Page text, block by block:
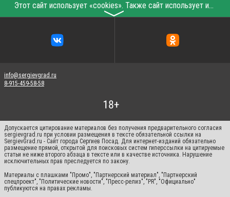
Этот сайт использует «cookies». Также сайт использует интернет-сервис для сбора технических данных касательно посетителей с целью получения маркетинговой и статистической информации. Условия обработки данных посетителей сайта см.
〉
info@sergievgrad.ru
8-915-459-58-58
Допускается цитирование материалов без получения предварительного согласия
sergievgrad.ru при условии размещения в тексте обязательной ссылки на
SergievGrad.ru - Сайт города Сергиев Посад. Для интернет-изданий обязательно
размещение прямой, открытой для поисковых систем гиперссылки на цитируемые
статьи не ниже второго абзаца в тексте или в качестве источника. Нарушение
исключительных прав преследуется по закону.
Материалы с плашками "Промо", "Партнерский материал", "Партнерский
спецпроект", "Политические новости", "Пресс-релиз", "PR", "Официально"
публикуются на правах рекламы.